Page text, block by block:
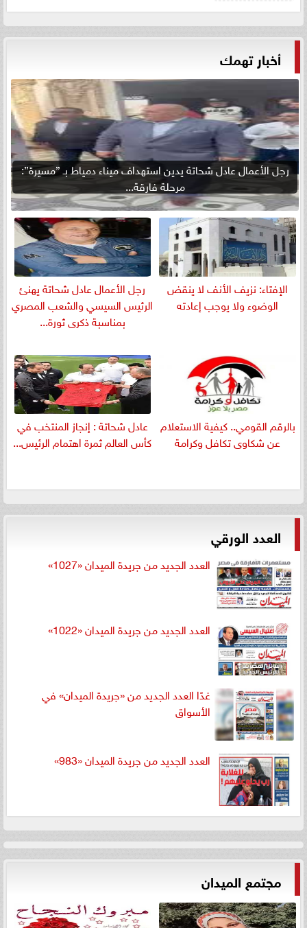
أخبار تهمك
رجل الأعمال عادل شحاتة يدين استهداف ميناء دمياط بـ ”مسيرة”:
مرحلة فارقة...
الإفتاء: نزيف الأنف لا ينقض
الوضوء ولا يوجب إعادته
رجل الأعمال عادل شحاتة يهنئ
الرئيس السيسي والشعب المصري
بمناسبة ذكرى ثورة...
بالرقم القومي.. كيفية الاستعلام
عن شكاوى تكافل وكرامة
عادل شحاتة : إنجاز المنتخب في
كأس العالم ثمرة اهتمام الرئيس...
العدد الورقي
العدد الجديد من جريدة الميدان «1027»
العدد الجديد من جريدة الميدان «1022»
غدًا العدد الجديد من «جريدة الميدان» في
الأسواق
العدد الجديد من جريدة الميدان «983»
مجتمع الميدان